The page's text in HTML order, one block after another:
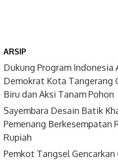
ARSIP
Dukung Program Indonesia
Demokrat Kota Tangerang
Biru dan Aksi Tanam Pohon
Sayembara Desain Batik
Pemenang Berkesempatan
Rupiah
Pemkot Tangsel